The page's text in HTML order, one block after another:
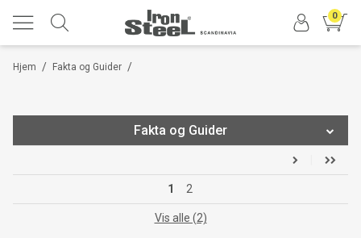
0
/
Hjem /
Fakta og Guider
Fakta og Guider
1 2
Vis alle (2)